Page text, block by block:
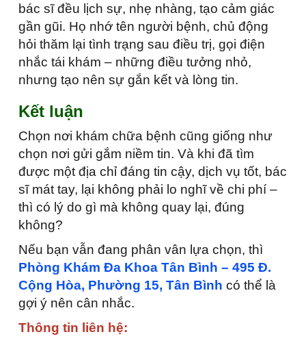
bác sĩ đều lịch sự, nhẹ nhàng, tạo cảm giác
gần gũi. Họ nhớ tên người bệnh, chủ động
hỏi thăm lại tình trạng sau điều trị, gọi điện
nhắc tái khám – những điều tưởng nhỏ,
nhưng tạo nên sự gắn kết và lòng tin.
Kết luận
Chọn nơi khám chữa bệnh cũng giống như
chọn nơi gửi gắm niềm tin. Và khi đã tìm
được một địa chỉ đáng tin cậy, dịch vụ tốt, bác
sĩ mát tay, lại không phải lo nghĩ về chi phí –
thì có lý do gì mà không quay lại, đúng
không?
Nếu bạn vẫn đang phân vân lựa chọn, thì
Phòng Khám Đa Khoa Tân Bình – 495 Đ.
Cộng Hòa, Phường 15, Tân Bình có thể là
gợi ý nên cân nhắc.
Thông tin liên hệ: